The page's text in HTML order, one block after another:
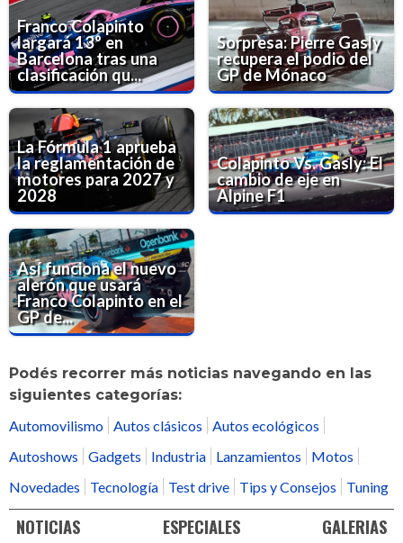
Franco Colapinto
largará 13° en
Barcelona tras una
clasificación qu...
Sorpresa: Pierre Gasly
recupera el podio del
GP de Mónaco
La Fórmula 1 aprueba
la reglamentación de
motores para 2027 y
2028
Colapinto Vs. Gasly: El
cambio de eje en
Alpine F1
Así funciona el nuevo
alerón que usará
Franco Colapinto en el
GP de...
Podés recorrer más noticias navegando en las
siguientes categorías:
Automovilismo
Autos clásicos
Autos ecológicos
Autoshows
Gadgets Industria Lanzamientos
Motos
Novedades
Tecnología Test drive Tips y Consejos Tuning
NOTICIAS ESPECIALES GALERIAS